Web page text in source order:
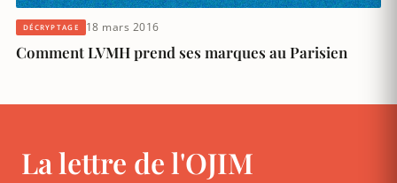
DÉCRYPTAGE 18 mars 2016
Comment LVMH prend ses marques au Parisien
La lettre de l'OJIM